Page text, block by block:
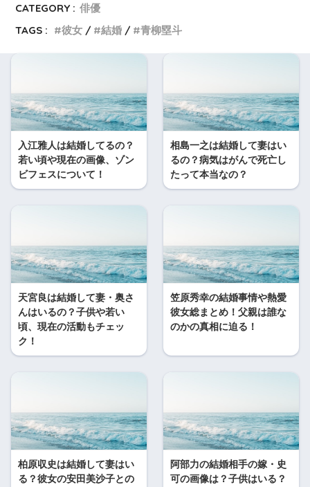
CATEGORY : 俳優
TAGS :
彼女 結婚 青柳塁斗
入江雅人は結婚してるの？
若い頃や現在の画像、ゾン
ビフェスについて！
相島一之は結婚して妻はい
るの？病気はがんで死亡し
たって本当なの？
天宮良は結婚して妻・奥さ
んはいるの？子供や若い
頃、現在の活動もチェッ
ク！
笠原秀幸の結婚事情や熱愛
彼女総まとめ！父親は誰な
のかの真相に迫る！
柏原収史は結婚して妻はい
る？彼女の安田美沙子との
阿部力の結婚相手の嫁・史
可の画像は？子供はいる？